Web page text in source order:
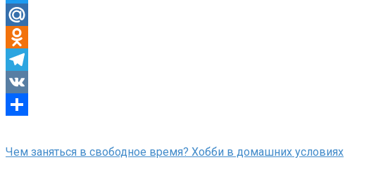
Twitter
Mail.Ru
Odnoklassniki
Telegram
VK
Чем заняться в свободное время? Хобби в домашних условиях